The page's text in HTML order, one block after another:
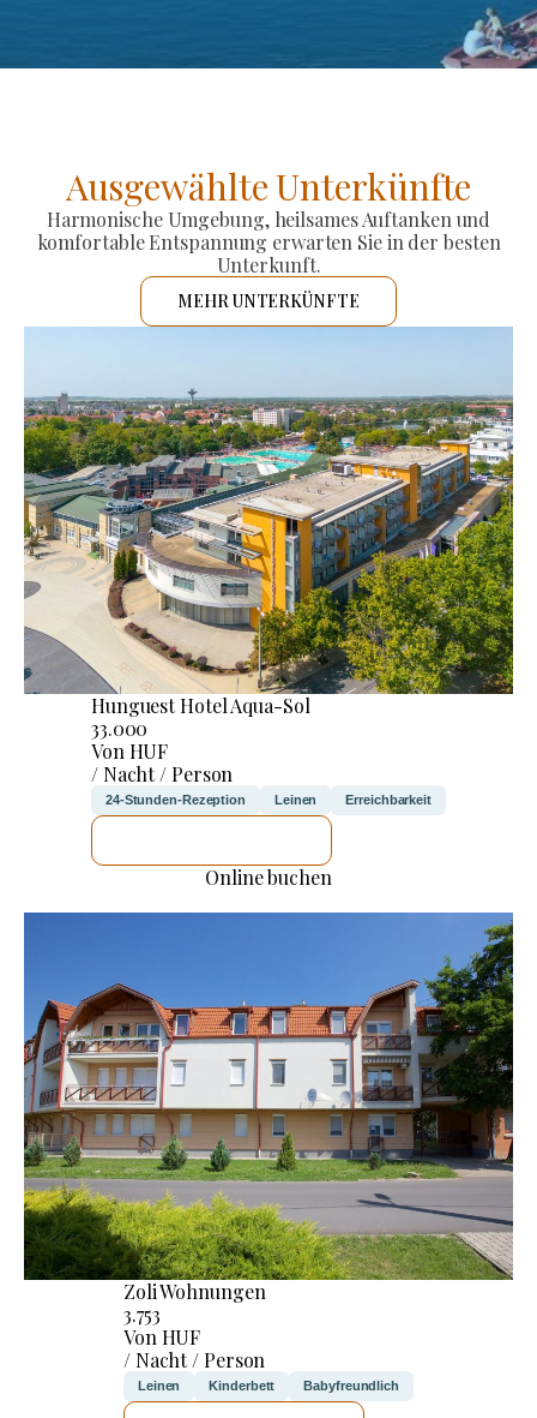
Ausgewählte Unterkünfte
Harmonische Umgebung, heilsames Auftanken und
komfortable Entspannung erwarten Sie in der besten
Unterkunft.
MEHR UNTERKÜNFTE
Hunguest Hotel Aqua-Sol
33.000
Von HUF
/ Nacht / Person
24-Stunden-Rezeption Leinen Erreichbarkeit
Online buchen
Zoli Wohnungen
3.753
Von HUF
/ Nacht / Person
Leinen Kinderbett Babyfreundlich